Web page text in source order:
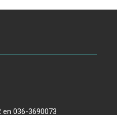
en 036-3690073